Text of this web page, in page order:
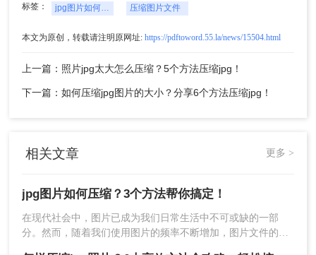
了，在本文上方点击下载即可。
2、打开转转大师，选择文件压缩-图片压缩。
标签： jpg图片如何压缩 压缩图片文件
本文为原创，转载请注明原网址: https://pdftoword.55.la/news/15504.html
上一篇：照片jpg太大怎么压缩？5个方法压缩jpg！
下一篇：如何压缩jpg图片的大小？分享6个方法压缩jpg！
相关文章 更多 >
jpg图片如何压缩？3个方法帮你搞定！
在现代社会中，图片已成为我们日常生活中不可或缺的一部
分。然而，随着我们使用图片的频率不断增加，图片文件的大